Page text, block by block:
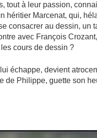
tout à leur passion,
héritier Marcenat, qui,
consacrer au dessin, un
avec François
cours de dessin ?
échappe, devient
de Philippe, guette son